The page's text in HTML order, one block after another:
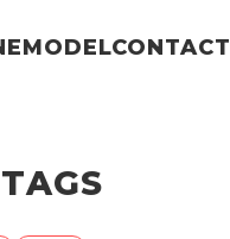
MODELCONTACT